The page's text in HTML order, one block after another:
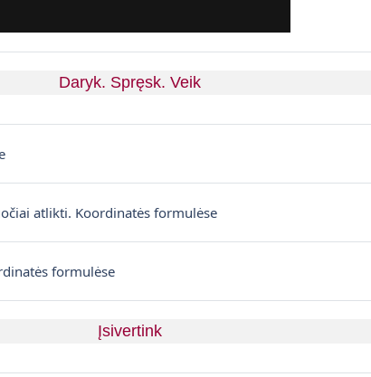
Daryk. Spręsk. Veik
Puslapis
atlikti. Koordinatės formulėse
formulėse
Įsivertink